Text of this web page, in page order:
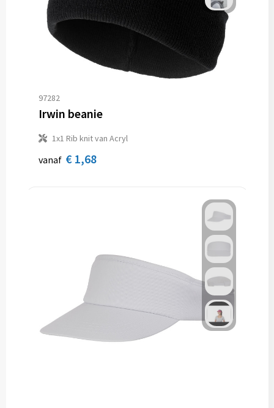
97282
Irwin beanie
1x1 Rib knit van Acryl
vanaf € 1,68